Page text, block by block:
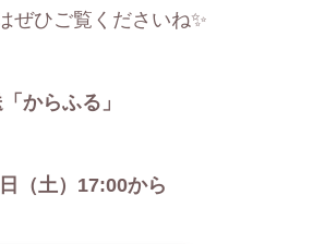
ぜひご覧くださいね✨
からふる」
（土）17:00から